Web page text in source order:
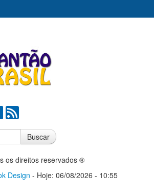
Buscar
os direitos reservados ®
Design - Hoje: 06/08/2026 - 10:55